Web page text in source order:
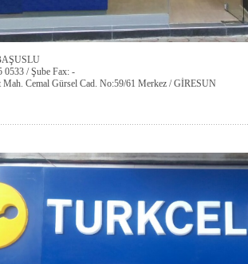
0533 / Şube Fax: -
Mah. Cemal Gürsel Cad. No:59/61 Merkez / GİRESUN